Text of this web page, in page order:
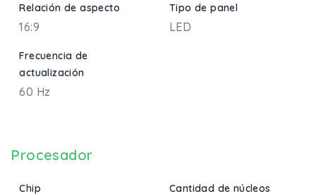
Relación de aspecto
16:9
Tipo de panel
LED
Frecuencia de
actualización
60 Hz
Procesador
Chip Cantidad de núcleos